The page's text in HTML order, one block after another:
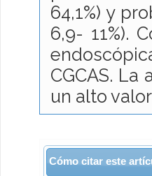
64,1%) y
6,9- 11%).
CGCAS.
un alto
Cómo citar este